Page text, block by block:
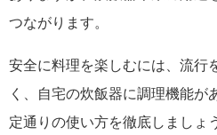
つながります。
安全に料理を楽しむには、流行
く、自宅の炊飯器に調理機能が
定通りの使い方を徹底しましょ